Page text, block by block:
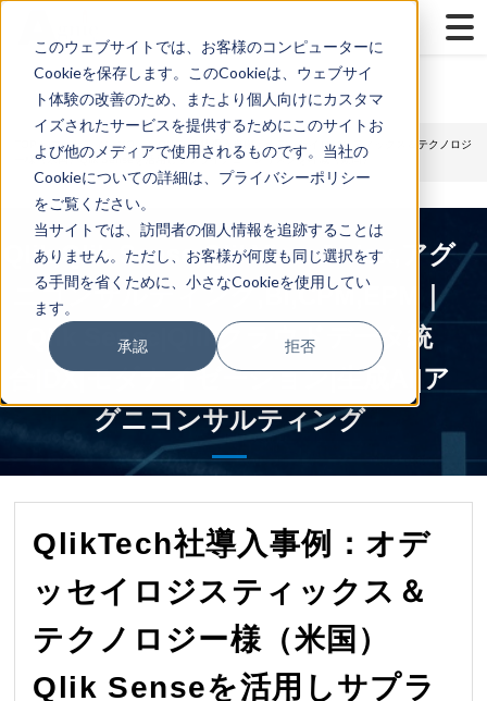
このウェブサイトでは、お客様のコンピューターに
Cookieを保存します。このCookieは、ウェブサイ
ト体験の改善のため、またより個人向けにカスタマ
イズされたサービスを提供するためにこのサイトお
よび他のメディアで使用されるものです。当社の
Cookieについての詳細は、プライバシーポリシー
をご覧ください。
当サイトでは、訪問者の個人情報を追跡することは
ありません。ただし、お客様が何度も同じ選択をす
る手間を省くために、小さなCookieを使用してい
ます。
承認 拒否
> マーケティング Qlik> QlikTech社導入事例：オデッセイロジスティックス＆テクノロジ
ー様（米国）Qlik Senseを活用しサプライチェーンリスクを軽減（動画）
Qlik,Qlik Sense,QlikView,Jedox,アグ
ニコンサルティング,BI,CPM,EPM｜
Qlik Sense|Qlikクラウドデータ統
合|DX|モダナイゼーション|生成AI|ア
グニコンサルティング
QlikTech社導入事例：オデ
ッセイロジスティックス＆
テクノロジー様（米国）
Qlik Senseを活用しサプラ